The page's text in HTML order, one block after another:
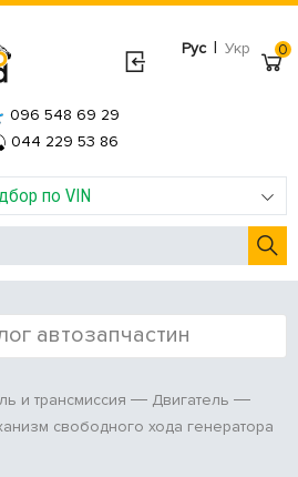
Рус | Укр
по VIN
096 548 69 29
044 229 53 86
0
автозапчастин
и трансмиссия
Двигатель
свободного хода генератора